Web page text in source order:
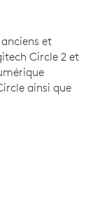
et
Circle 2 et
ainsi que